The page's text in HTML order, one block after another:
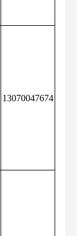
13070047674